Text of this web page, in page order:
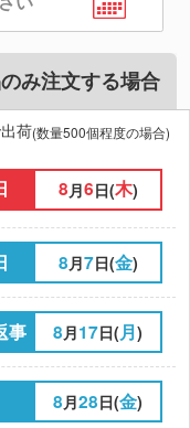
み注文する場合
荷(数量500個程度の場合)
8 月6日(木)
8月7日(金)
事 8月17日(月)
8月28日(金)